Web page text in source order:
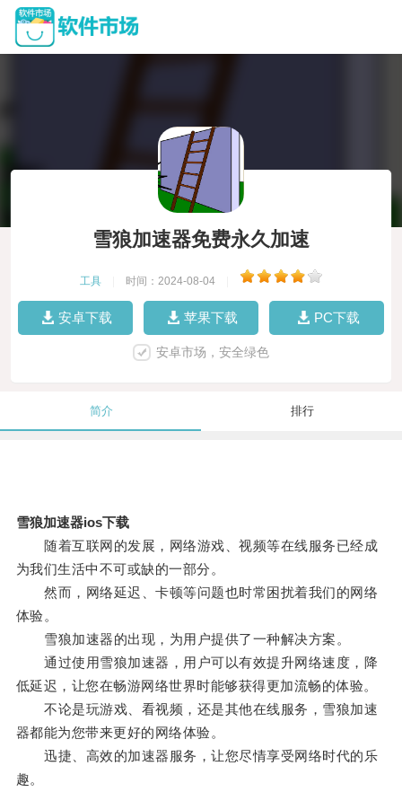
雪狼加速器免费永久加速
工具 时间：2024-08-04
安卓下载 苹果下载 PC下载
安卓市场，安全绿色
简介 排行
雪狼加速器ios下载
随着互联网的发展，网络游戏、视频等在线服务已经成
为我们生活中不可或缺的一部分。
然而，网络延迟、卡顿等问题也时常困扰着我们的网络
体验。
雪狼加速器的出现，为用户提供了一种解决方案。
通过使用雪狼加速器，用户可以有效提升网络速度，降
低延迟，让您在畅游网络世界时能够获得更加流畅的体验。
不论是玩游戏、看视频，还是其他在线服务，雪狼加速
器都能为您带来更好的网络体验。
迅捷、高效的加速器服务，让您尽情享受网络时代的乐
趣。